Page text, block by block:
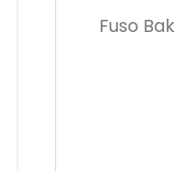
Fuso Bak